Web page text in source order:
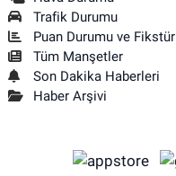
Trafik Durumu
Puan Durumu ve Fikstür
Tüm Manşetler
Son Dakika Haberleri
Haber Arşivi